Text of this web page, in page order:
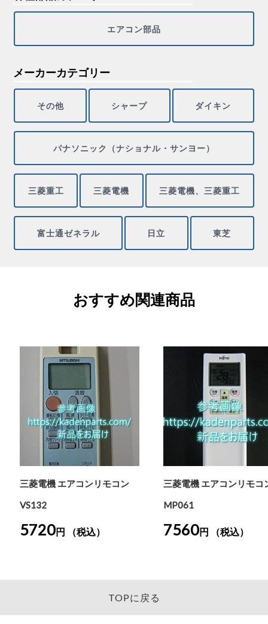
エアコン部品
メーカーカテゴリー
その他 シャープ ダイキン
パナソニック（ナショナル・サンヨー）
三菱重工 三菱電機 三菱電機、三菱重工
富士通ゼネラル 日立 東芝
おすすめ関連商品
三菱電機 エアコンリモコン
VS132
5720円 （税込）
三菱電機 エアコンリモコ
MP061
7560円 （税込）
TOPに戻る